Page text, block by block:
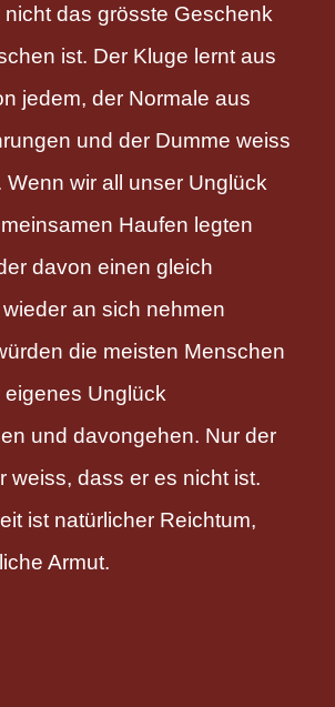
nicht das grösste Geschenk
ist. Der Kluge lernt aus
jedem, der Normale aus
und der Dumme weiss
Wenn wir all unser Unglück
Haufen legten
davon einen gleich
an sich nehmen
die meisten Menschen
eigenes Unglück
und davongehen. Nur der
weiss, dass er es nicht ist.
ist natürlicher Reichtum,
Armut.